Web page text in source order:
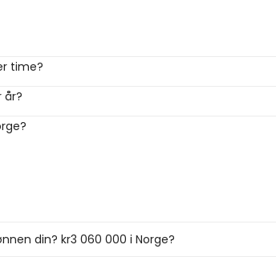
time?
år?
din? kr3 060 000 i Norge?